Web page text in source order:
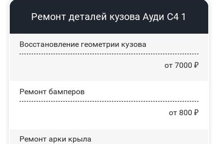
Ремонт деталей кузова Ауди С4 1
Восстановление геометрии кузова
от 7000 ₽
Ремонт бамперов
от 800 ₽
Ремонт арки крыла